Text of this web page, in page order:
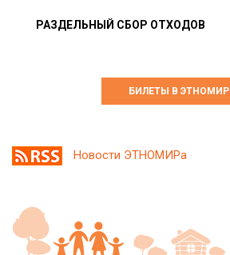
РАЗДЕЛЬНЫЙ СБОР ОТХОДОВ
БИЛЕТЫ В ЭТНОМИР
Новости ЭТНОМИРа